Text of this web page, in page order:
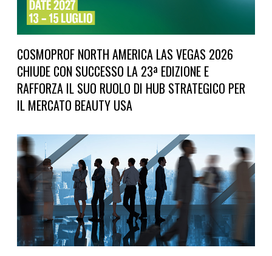
COSMOPROF NORTH AMERICA LAS VEGAS 2026
CHIUDE CON SUCCESSO LA 23ª EDIZIONE E
RAFFORZA IL SUO RUOLO DI HUB STRATEGICO PER
IL MERCATO BEAUTY USA